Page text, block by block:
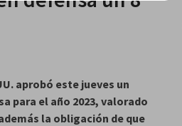
aprobó este jueves un
para el año 2023, valorado
la obligación de que